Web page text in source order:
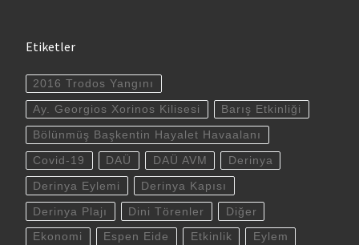
Etiketler
2016 Trodos Yangını
Ay. Georgios Xorinos Kilisesi Barış Etkinliği
Bölünmüş Başkentin Hayalet Havaalanı
Covid-19 DAÜ DAÜ AVM Derinya
Derinya Eylemi Derinya Kapısı
Derinya Plajı Dini Törenler Diğer
Ekonomi Espen Eide Etkinlik Eylem